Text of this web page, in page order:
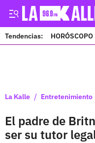
Tendencias:
La Kalle / Entretenimiento
El padre de
ser su tutor